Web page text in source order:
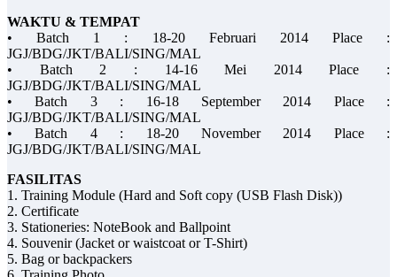
WAKTU & TEMPAT
• Batch 1 : 18-20 Februari 2014 Place :
JGJ/BDG/JKT/BALI/SING/MAL
• Batch 2 : 14-16 Mei 2014 Place :
JGJ/BDG/JKT/BALI/SING/MAL
• Batch 3 : 16-18 September 2014 Place :
JGJ/BDG/JKT/BALI/SING/MAL
• Batch 4 : 18-20 November 2014 Place :
JGJ/BDG/JKT/BALI/SING/MAL
FASILITAS
1. Training Module (Hard and Soft copy (USB Flash Disk))
2. Certificate
3. Stationeries: NoteBook and Ballpoint
4. Souvenir (Jacket or waistcoat or T-Shirt)
5. Bag or backpackers